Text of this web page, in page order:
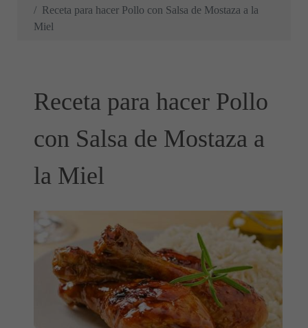
Receta para hacer Pollo con Salsa de Mostaza a la
Miel
Receta para hacer Pollo
con Salsa de Mostaza a
la Miel